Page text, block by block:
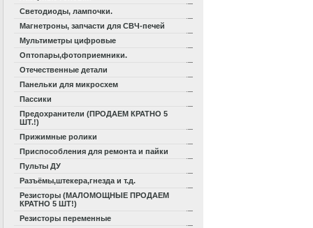
Светодиоды, лампочки.
Магнетроны, запчасти для СВЧ-печей
Мультиметры цифровые
Оптопары,фотоприемники.
Отечественные детали
Панельки для микросхем
Пассики
Предохранители (ПРОДАЕМ КРАТНО 5
ШТ.!)
Прижимные ролики
Приспособления для ремонта и пайки
Пульты ДУ
Разъёмы,штекера,гнезда и т.д.
Резисторы (МАЛОМОЩНЫЕ ПРОДАЕМ
КРАТНО 5 ШТ!)
Резисторы переменные